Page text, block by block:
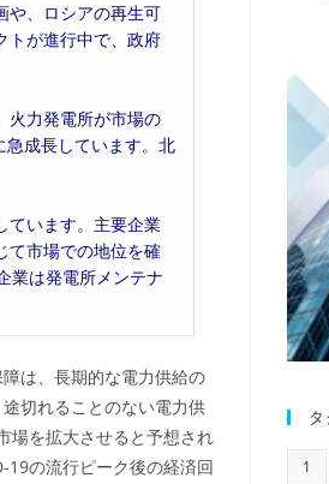
や、ロシアの再生可
トが進行中で、政府
火力発電所が市場の
成長しています。北
ています。主要企業
て市場での地位を確
業は発電所メンテナ
は、長期的な電力供給の
切れることのない電力供
場を拡大させると予想され
19の流行ピーク後の経済回
タ
1